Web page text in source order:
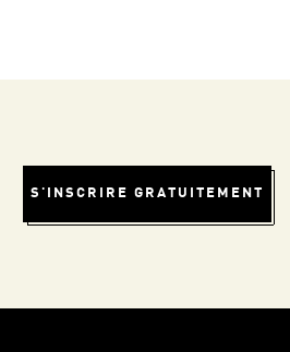
S'INSCRIRE GRATUITEMENT